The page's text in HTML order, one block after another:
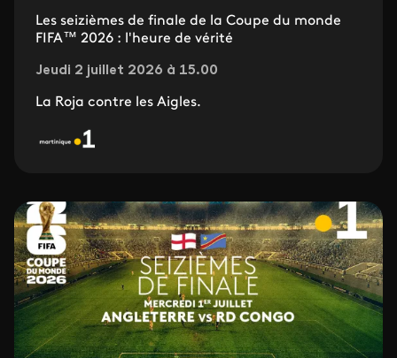
Les seizièmes de finale de la Coupe du monde
FIFA™ 2026 : l'heure de vérité
Jeudi 2 juillet 2026 à 15.00
La Roja contre les Aigles.